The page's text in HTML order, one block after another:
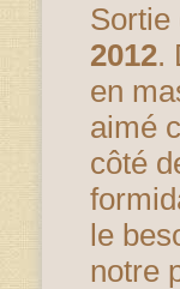
Sortie
2012.
en
aimé
côté
le
notre